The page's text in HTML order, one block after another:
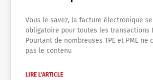
Vous le savez, la facture électronique
obligatoire pour toutes les transactions
Pourtant de nombreuses TPE et PME ne
pas le contenu
LIRE L'ARTICLE